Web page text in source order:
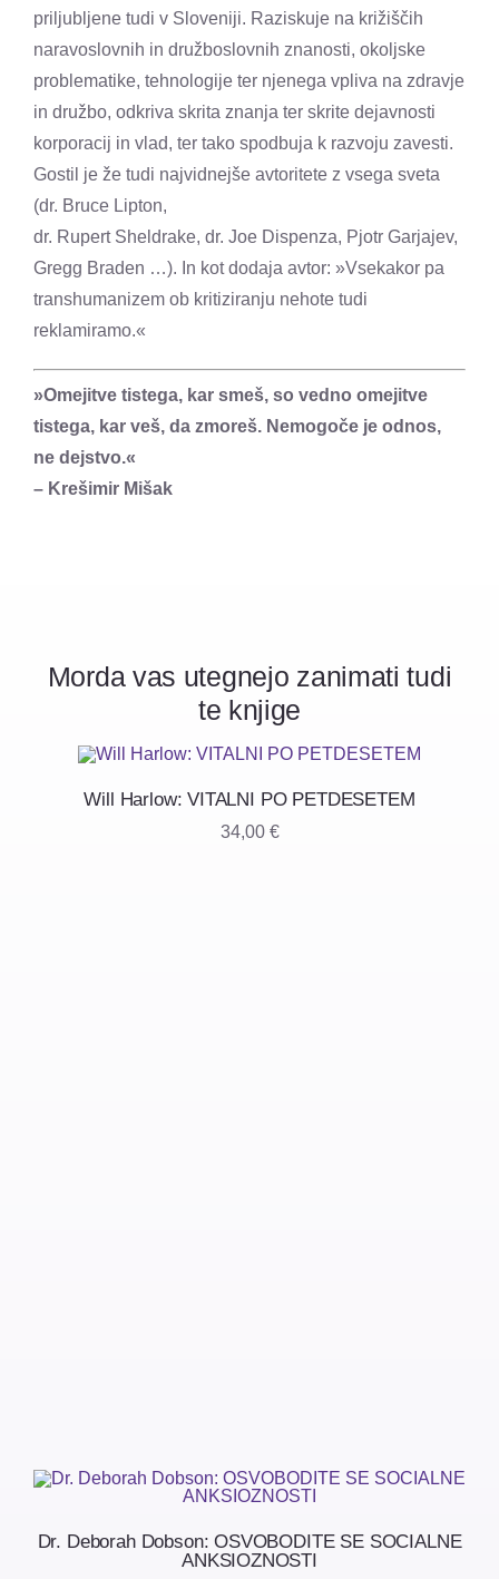
priljubljene tudi v Sloveniji. Raziskuje na križiščih
naravoslovnih in družboslovnih znanosti, okoljske
problematike, tehnologije ter njenega vpliva na zdravje
in družbo, odkriva skrita znanja ter skrite dejavnosti
korporacij in vlad, ter tako spodbuja k razvoju zavesti.
Gostil je že tudi najvidnejše avtoritete z vsega sveta
(dr. Bruce Lipton,
dr. Rupert Sheldrake, dr. Joe Dispenza, Pjotr Garjajev,
Gregg Braden …). In kot dodaja avtor: »Vsekakor pa
transhumanizem ob kritiziranju nehote tudi
reklamiramo.«
»Omejitve tistega, kar smeš, so vedno omejitve
tistega, kar veš, da zmoreš. Nemogoče je odnos,
ne dejstvo.«
– Krešimir Mišak
Morda vas utegnejo zanimati tudi
te knjige
Will Harlow: VITALNI PO PETDESETEM
34,00 €
Dr. Deborah Dobson: OSVOBODITE SE SOCIALNE
ANKSIOZNOSTI